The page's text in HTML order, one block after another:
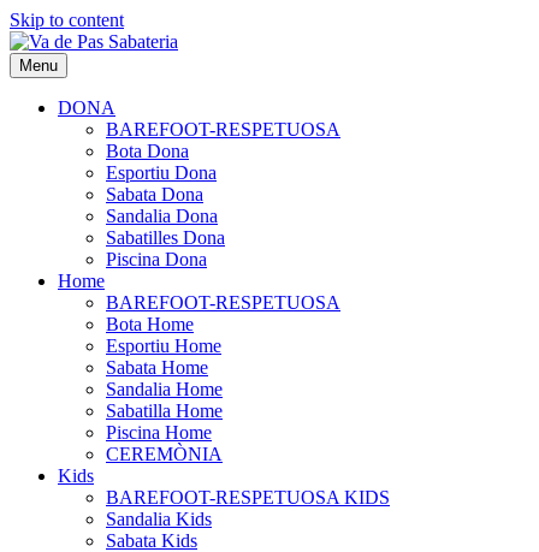
Skip to content
Menu
DONA
BAREFOOT-RESPETUOSA
Bota Dona
Esportiu Dona
Sabata Dona
Sandalia Dona
Sabatilles Dona
Piscina Dona
Home
BAREFOOT-RESPETUOSA
Bota Home
Esportiu Home
Sabata Home
Sandalia Home
Sabatilla Home
Piscina Home
CEREMÒNIA
Kids
BAREFOOT-RESPETUOSA KIDS
Sandalia Kids
Sabata Kids